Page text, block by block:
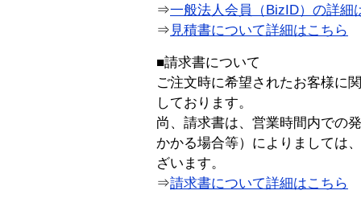
⇒一般法人会員（BizID）の詳細
⇒ 見積書について詳細はこちら
■請求書について
ご注文時に希望されたお客様に
しております。
尚、請求書は、営業時間内での
かかる場合等）によりましては
ざいます。
⇒請求書について詳細はこちら